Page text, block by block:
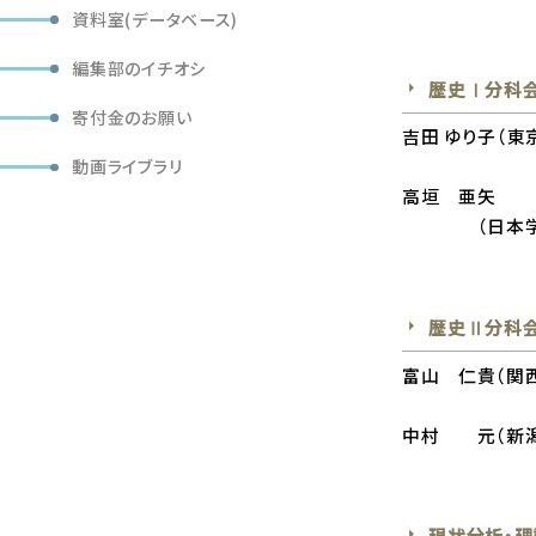
資料室(データベース)
編集部のイチオシ
寄付金のお願い
動画ライブラリ
歴史Ⅰ分科会
吉田 ゆり子（
高垣 亜矢
（日本学術
歴史Ⅱ分科会
富山 仁貴（関
中村 元（新潟